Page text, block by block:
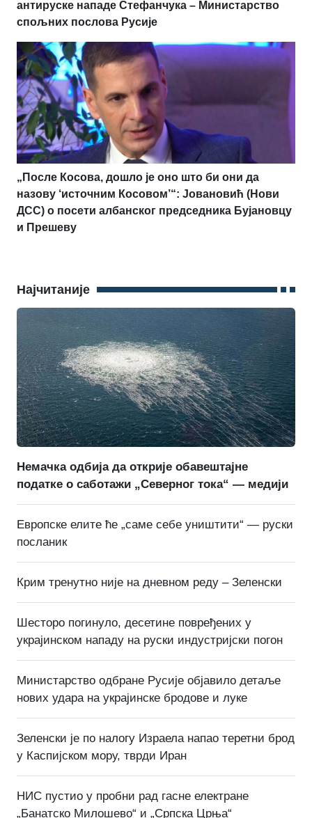
антируске нападе Стефанчука – Министарство
спољних послова Русије
„После Косова, дошло је оно што би они да
назову ‘источним Косовом’“: Јовановић (Нови
ДСС) о посети албанског председника Бујановцу
и Прешеву
Најчитаније
Немачка одбија да открије обавештајне
податке о саботажи „Северног тока“ — медији
Европске елите ће „саме себе уништити“ — руски
посланик
Крим тренутно није на дневном реду – Зеленски
Шесторо погинуло, десетине повређених у
украјинском нападу на руски индустријски погон
Министарство одбране Русије објавило детаље
нових удара на украјинске бродове и луке
Зеленски је по налогу Израела напао теретни брод
у Каспијском мору, тврди Иран
НИС пустио у пробни рад гасне електране
„Банатско Милошево“ и „Српска Црња“